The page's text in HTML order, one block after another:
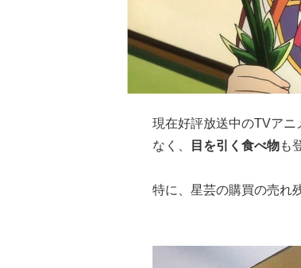
現在好評放送中のTVアニ
なく、
目を引く食べ物も
特に、星芸の購買の売れ